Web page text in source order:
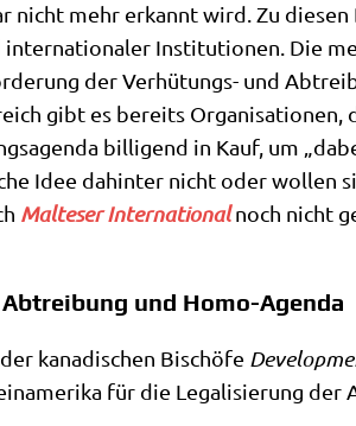
nicht mehr erkannt wird. Zu
Insti­tu­tio­nen. Die
der Ver­hü­tungs- und
gibt es bereits
bil­li­gend in Kauf, um
Idee dahin­ter nicht oder wol­len
Mal­te­ser Inter­na­tio­nalnoch nicht
und Homo-Agenda
kana­di­schen Bischö­fe
für die Lega­li­sie­rung der